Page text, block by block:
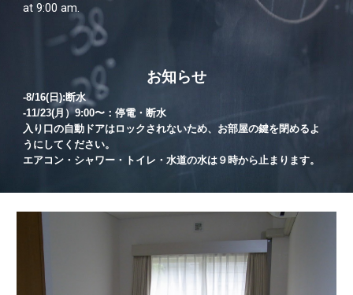
at 9:00 am.
お知らせ
-8/16(日):断水
-11/23(月）9:00〜：停電・断水
入り口の自動ドアはロックされないため、お部屋の鍵を閉めるよ
うにしてください。
エアコン・シャワー・トイレ・水道の水は９時から止まります。